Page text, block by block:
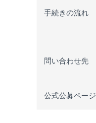
手続きの流れ
問い合わせ先
公式公募ページ